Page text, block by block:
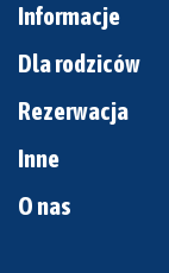
Informacje
Dla rodziców
Rezerwacja
Inne
O nas